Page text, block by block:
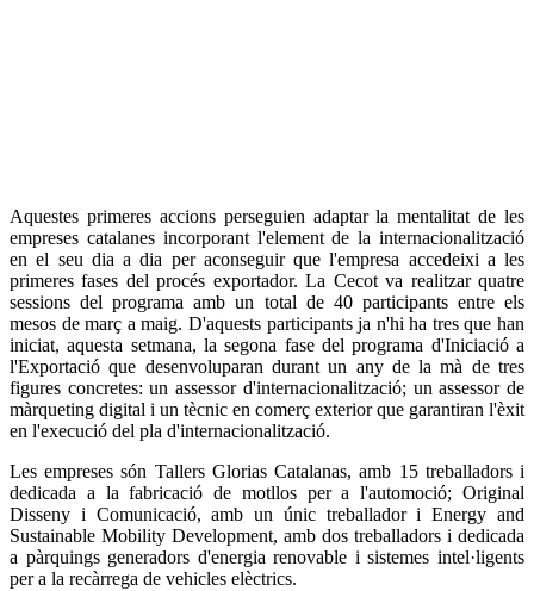
Aquestes primeres accions perseguien adaptar la mentalitat de les
empreses catalanes incorporant l'element de la internacionalització
en el seu dia a dia per aconseguir que l'empresa accedeixi a les
primeres fases del procés exportador. La Cecot va realitzar quatre
sessions del programa amb un total de 40 participants entre els
mesos de març a maig. D'aquests participants ja n'hi ha tres que han
iniciat, aquesta setmana, la segona fase del programa d'Iniciació a
l'Exportació que desenvoluparan durant un any de la mà de tres
figures concretes: un assessor d'internacionalització; un assessor de
màrqueting digital i un tècnic en comerç exterior que garantiran l'èxit
en l'execució del pla d'internacionalització.
Les empreses són Tallers Glorias Catalanas, amb 15 treballadors i
dedicada a la fabricació de motllos per a l'automoció; Original
Disseny i Comunicació, amb un únic treballador i Energy and
Sustainable Mobility Development, amb dos treballadors i dedicada
a pàrquings generadors d'energia renovable i sistemes intel·ligents
per a la recàrrega de vehicles elèctrics.